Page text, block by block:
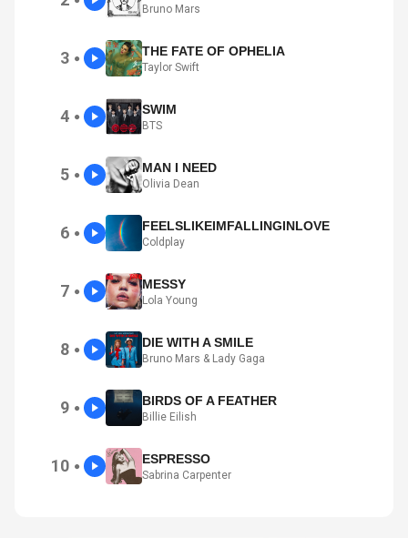
Bruno Mars
3 ● THE FATE OF OPHELIA
Taylor Swift
4 ● SWIM
BTS
5 ● MAN I NEED
Olivia Dean
6 ● FEELSLIKEIMFALLINGINLOVE
Coldplay
7 ● MESSY
Lola Young
8 ● DIE WITH A SMILE
Bruno Mars & Lady Gaga
9 ● BIRDS OF A FEATHER
Billie Eilish
10 ● ESPRESSO
Sabrina Carpenter